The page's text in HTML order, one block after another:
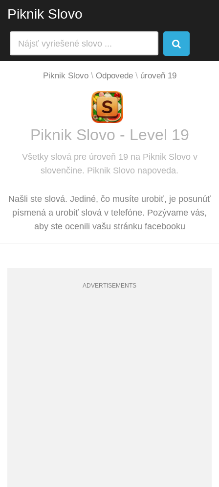
Piknik Slovo
Piknik Slovo Odpovede úroveň 19
Piknik Slovo - Level 19
Všetky slová pre úroveň 19 na Piknik Slovo v
slovenčine. Piknik Slovo napoveda.
Našli ste slová. Jediné, čo musíte urobiť, je posunúť
písmená a urobiť slová v telefóne. Pozývame vás,
aby ste ocenili vašu stránku facebooku
ADVERTISEMENTS